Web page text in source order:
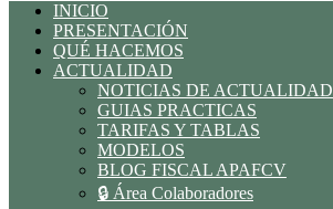
INICIO
PRESENTACIÓN
QUÉ HACEMOS
ACTUALIDAD
NOTICIAS DE ACTUALIDAD
GUIAS PRACTICAS
TARIFAS Y TABLAS
MODELOS
BLOG FISCAL APAFCV
🔒 Área Colaboradores